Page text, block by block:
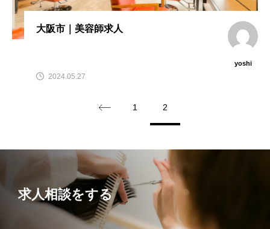
大阪市｜美容師求人
yoshi
2024.05.27
1 2
求人相談をする